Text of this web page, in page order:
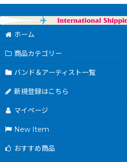
ホーム
商品カテゴリー
バンド＆アーティスト一覧
新規登録はこちら
マイページ
New Item
おすすめ商品